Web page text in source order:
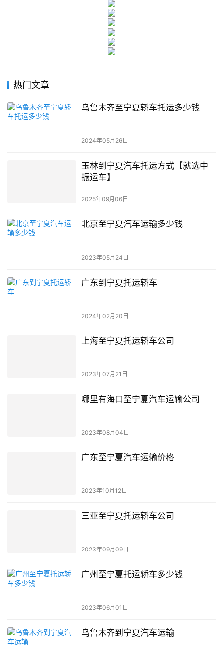
热门文章
乌鲁木齐至宁夏轿车托运多少钱
2024年05月26日
玉林到宁夏汽车托运方式【就选中
振运车】
2025年09月06日
北京至宁夏汽车运输多少钱
2023年05月24日
广东到宁夏托运轿车
2024年02月20日
上海至宁夏托运轿车公司
2023年07月21日
哪里有海口至宁夏汽车运输公司
2023年08月04日
广东至宁夏汽车运输价格
2023年10月12日
三亚至宁夏托运轿车公司
2023年09月09日
广州至宁夏托运轿车多少钱
2023年06月01日
乌鲁木齐到宁夏汽车运输